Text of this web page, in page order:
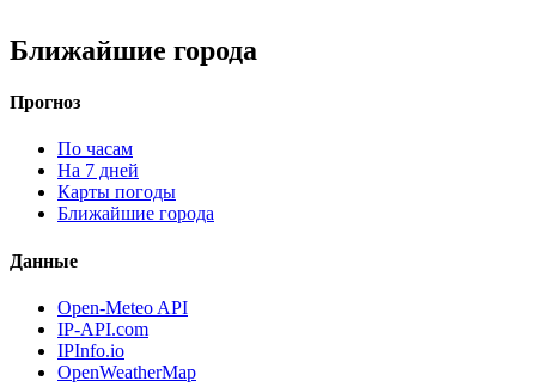
Ближайшие города
Прогноз
По часам
На 7 дней
Карты погоды
Ближайшие города
Данные
Open-Meteo API
IP-API.com
IPInfo.io
OpenWeatherMap